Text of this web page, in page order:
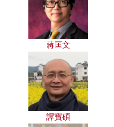
蔣匡文
譚寶碩